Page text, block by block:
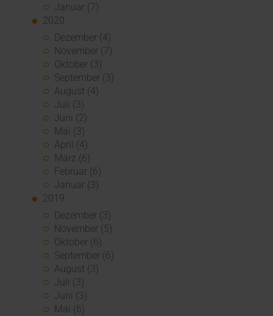
Januar (7)
2020
Dezember (4)
November (7)
Oktober (3)
September (3)
August (4)
Juli (3)
Juni (2)
Mai (3)
April (4)
März (6)
Februar (6)
Januar (3)
2019
Dezember (3)
November (5)
Oktober (6)
September (6)
August (3)
Juli (3)
Juni (3)
Mai (6)